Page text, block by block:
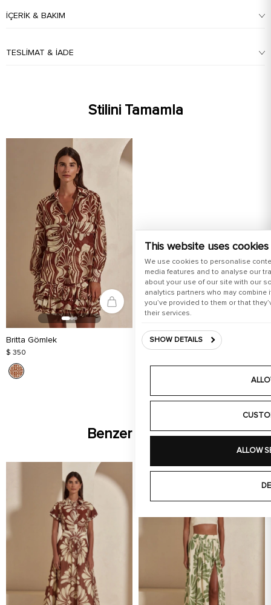
This website uses cookies
We use cookies to personalise
media features and to analyse our
about your use of our site with our
analytics partners who may
you’ve provided to them or that
their services.
SHOW DETAILS
ALLOW
İÇERIK & BAKIM
TESLIMAT & İADE
Stilini Tamamla
Britta Gömlek
$ 350
Benzer Ürünler